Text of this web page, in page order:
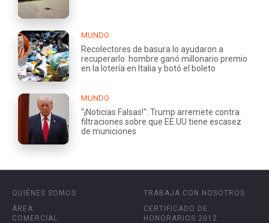
MUNDO
Recolectores de basura lo ayudaron a
recuperarlo: hombre ganó millonario premio
en la lotería en Italia y botó el boleto
MUNDO
"¡Noticias Falsas!": Trump arremete contra
filtraciones sobre que EE.UU tiene escasez
de municiones
QUIÉNES SOMOS
ÁREA
COMERCIAL
TRABAJA CON NOSOTROS
CERTIFICADO DE
HONORARIOS 2012